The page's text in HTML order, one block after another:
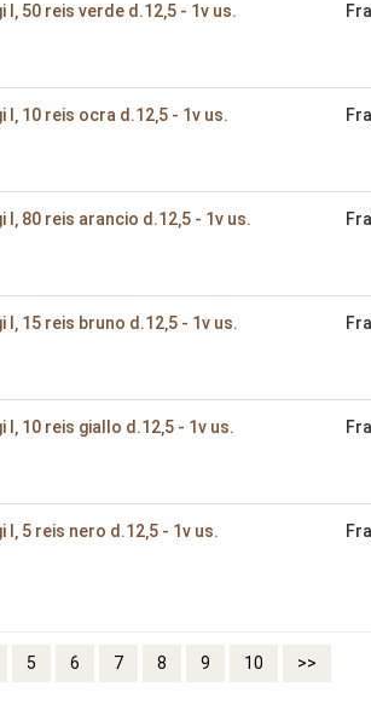
I‚ 50 reis verde d.12‚5 - 1v us.
I‚ 10 reis ocra d.12‚5 - 1v us.
I‚ 80 reis arancio d.12‚5 - 1v us.
I‚ 15 reis bruno d.12‚5 - 1v us.
I‚ 10 reis giallo d.12‚5 - 1v us.
I‚ 5 reis nero d.12‚5 - 1v us.
5 6 7 8 9 10 >>